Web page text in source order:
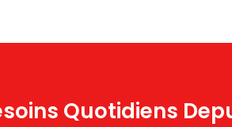
Quotidiens